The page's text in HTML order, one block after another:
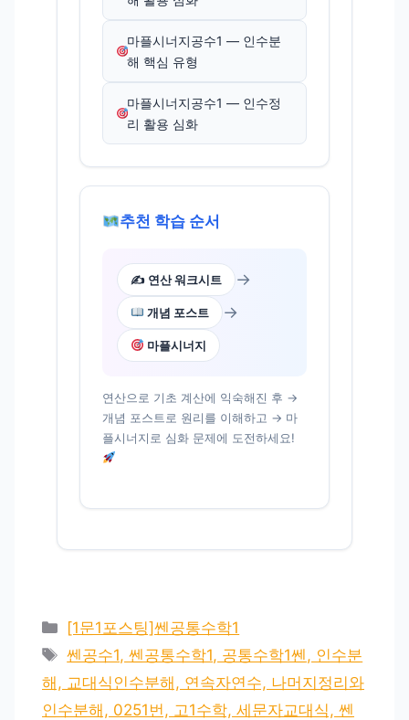
마플시너지공수1 — 인수분
해 핵심 유형
마플시너지공수1 — 인수정
리 활용 심화
추천 학습 순서
✍️ 연산 워크시트 →
개념 포스트 →
마플시너지
연산으로 기초 계산에 익숙해진 후 →
개념 포스트로 원리를 이해하고 → 마
플시너지로 심화 문제에 도전하세요!
카
테
리
[1문1포스팅]쎈공통수학1
태
그
쎈공수1, 쎈공통수학1, 공통수학1쎈, 인수분
해, 교대식인수분해, 연속자연수, 나머지정리와
인수분해, 0251번, 고1수학, 세문자교대식, 쎈